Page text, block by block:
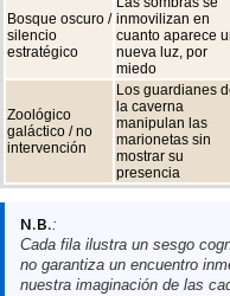
Bosque oscuro /
silencio
estratégico
inmovilizan en
cuanto aparece
nueva luz, por
miedo
Zoológico
galáctico / no
intervención
Los guardianes
la caverna
manipulan las
marionetas sin
mostrar su
presencia
N.B.:
Cada fila ilustra un sesgo
no garantiza un encuentro
nuestra imaginación de las